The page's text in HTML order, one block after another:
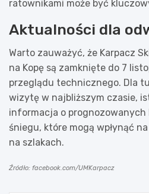
ratownikami może być
Aktualności dla
Warto zauważyć, że Karpacz
na Kopę są zamknięte do 7
przeglądu technicznego. Dla
wizytę w najbliższym czasie,
informacja o prognozowanych
śniegu, które mogą wpłynąć
na szlakach.
Źródło: facebook.com/UMKarpacz